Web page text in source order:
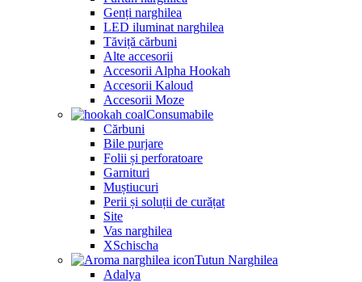
Genți narghilea
LED iluminat narghilea
Tăviță cărbuni
Alte accesorii
Accesorii Alpha Hookah
Accesorii Kaloud
Accesorii Moze
Consumabile
Cărbuni
Bile purjare
Folii și perforatoare
Garnituri
Muștiucuri
Perii și soluții de curățat
Site
Vas narghilea
XSchischa
Tutun Narghilea
Adalya